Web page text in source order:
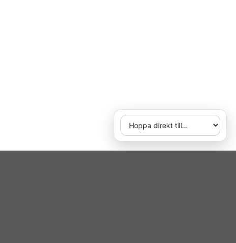
Hoppa direkt till
När du väljer ett alternativ